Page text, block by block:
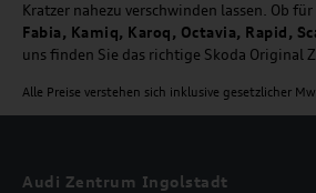
Kratzer nahezu verschwinden lassen. Ob
Fabia, Kamiq, Karoq, Octavia, Rapid,
uns finden Sie das richtige Skoda Original
Alle Preise verstehen sich inklusive gesetzlicher
Audi Zentrum Ingolstadt